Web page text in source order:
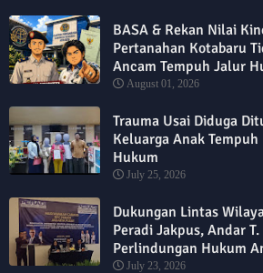
BASA & Rekan Nilai
Pertanahan Kotabaru
Ancam Tempuh Jalur
August 01, 2026
Trauma Usai Diduga
Keluarga Anak
Hukum
July 25, 2026
Dukungan Lintas
Peradi Jakpus, Andar
Perlindungan Hukum
July 23, 2026